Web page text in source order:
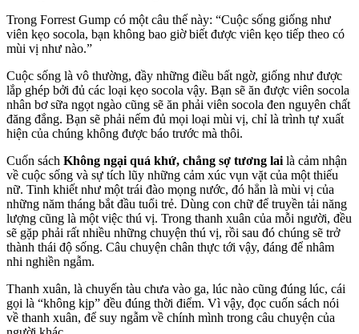
Trong Forrest Gump có một câu thế này: “Cuộc sống giống như
viên kẹo socola, bạn không bao giờ biết được viên kẹo tiếp theo có
mùi vị như nào.”
Cuộc sống là vô thường, đầy những điều bất ngờ, giống như được
lắp ghép bởi đủ các loại kẹo socola vậy. Bạn sẽ ăn được viên socola
nhân bơ sữa ngọt ngào cũng sẽ ăn phải viên socola đen nguyên chất
đăng đắng. Bạn sẽ phải nếm đủ mọi loại mùi vị, chỉ là trình tự xuất
hiện của chúng không được báo trước mà thôi.
Cuốn sách Không ngại quá khứ, chẳng sợ tương lai là cảm nhận
về cuộc sống và sự tích lũy những cảm xúc vụn vặt của một thiếu
nữ. Tinh khiết như một trái đào mọng nước, đó hẳn là mùi vị của
những năm tháng bắt đầu tuổi trẻ. Dùng con chữ để truyền tải năng
lượng cũng là một việc thú vị. Trong thanh xuân của mỗi người, đều
sẽ gặp phải rất nhiều những chuyện thú vị, rồi sau đó chúng sẽ trở
thành thái độ sống. Câu chuyện chân thực tới vậy, đáng để nhâm
nhi nghiền ngẫm.
Thanh xuân, là chuyến tàu chưa vào ga, lúc nào cũng đúng lúc, cái
gọi là “không kịp” đều đúng thời điểm. Vì vậy, đọc cuốn sách nói
về thanh xuân, để suy ngẫm về chính mình trong câu chuyện của